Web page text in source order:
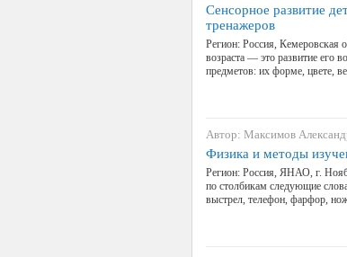
Сенсорное развитие
тренажеров
Регион: Россия, Кемеровская
возраста — это развитие его
предметов: их форме, цвете,
Автор: Максимов
Физика и методы
Регион: Россия, ЯНАО, г.
по столбикам следующие
выстрел, телефон, фарфор,